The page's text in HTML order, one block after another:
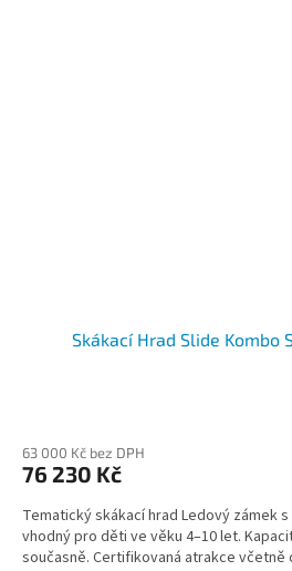
Skákací Hrad Slide Kombo
63 000 Kč bez DPH
76 230 Kč
Tematický skákací hrad Ledový zámek
vhodný pro děti ve věku 4–10 let.
současně. Certifikovaná atrakce včetně